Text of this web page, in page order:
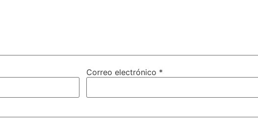
Correo electrónico *